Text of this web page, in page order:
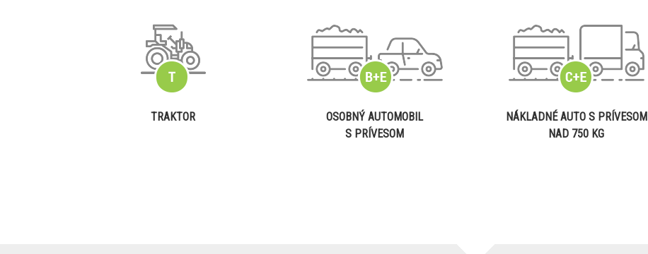
TRAKTOR
OSOBNÝ AUTOMOBIL
S PRÍVESOM
NÁKLADNÉ AUTO S PRÍVESOM
NAD 750 KG